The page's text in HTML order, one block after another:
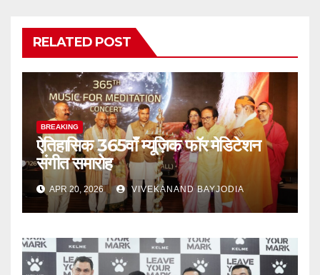
RELATED POST
BREAKING
ऐतिहासिक 365वाँ म्यूज़िक फॉर मेडिटेशन
संगीत समारोह
APR 20, 2026 VIVEKANAND BAYJODIA